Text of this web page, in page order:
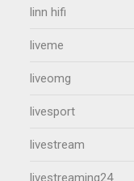
linn hifi
liveme
liveomg
livesport
livestream
livestreaming24